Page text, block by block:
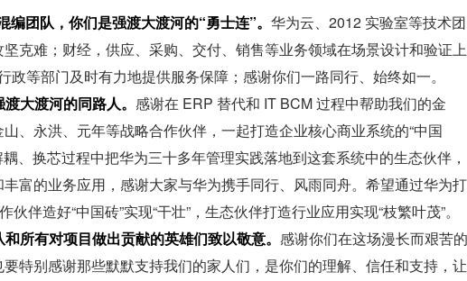
团队，你们是强渡大渡河的“勇士连”。 华为云、2012 实验室等技术团
克难；财经，供应、采购、交付、销售等业务领域在场景设计和验证上
政等部门及时有力地提供服务保障；感谢你们一路同行、始终如一。
大渡河的同路人。 感谢在 ERP 替代和 IT BCM 过程中帮助我们的金
、永洪、元年等战略合作伙伴，一起打造企业核心商业系统的“中国
、换芯过程中把华为三十多年管理实践落地到这套系统中的生态伙伴，
富的业务应用，感谢大家与华为携手同行、风雨同舟。希望通过华为打
伙伴造好“中国砖”实现“干壮”，生态伙伴打造行业应用实现“枝繁叶茂”。
所有对项目做出贡献的英雄们致以敬意。 感谢你们在这场漫长而艰苦的
特别感谢那些默默支持我们的家人们，是你们的理解、信任和支持，让